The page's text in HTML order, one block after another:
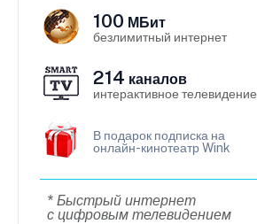
100 МБит
безлимитный интернет
214 каналов
интерактивное телевидение
В подарок подписка на
онлайн-кинотеатр Wink
* Быстрый интернет
с цифровым телевидением